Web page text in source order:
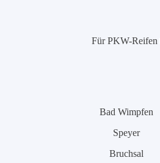
Für PKW-Reifen
Bad Wimpfen
Speyer
Bruchsal